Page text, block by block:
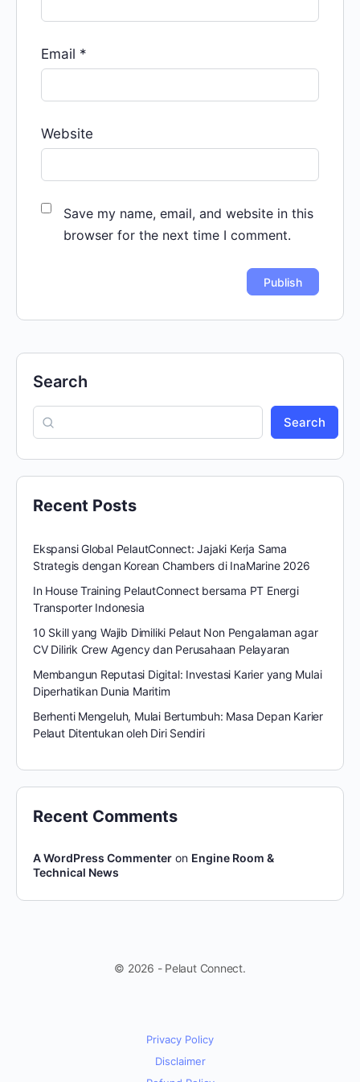
Email *
Website
Save my name, email, and website in this
browser for the next time I comment.
Search
Search
Recent Posts
Ekspansi Global PelautConnect: Jajaki Kerja Sama
Strategis dengan Korean Chambers di InaMarine 2026
In House Training PelautConnect bersama PT Energi
Transporter Indonesia
10 Skill yang Wajib Dimiliki Pelaut Non Pengalaman agar
CV Dilirik Crew Agency dan Perusahaan Pelayaran
Membangun Reputasi Digital: Investasi Karier yang Mulai
Diperhatikan Dunia Maritim
Berhenti Mengeluh, Mulai Bertumbuh: Masa Depan Karier
Pelaut Ditentukan oleh Diri Sendiri
Recent Comments
A WordPress Commenter on Engine Room &
Technical News
© 2026 - Pelaut Connect.
Privacy Policy
Disclaimer